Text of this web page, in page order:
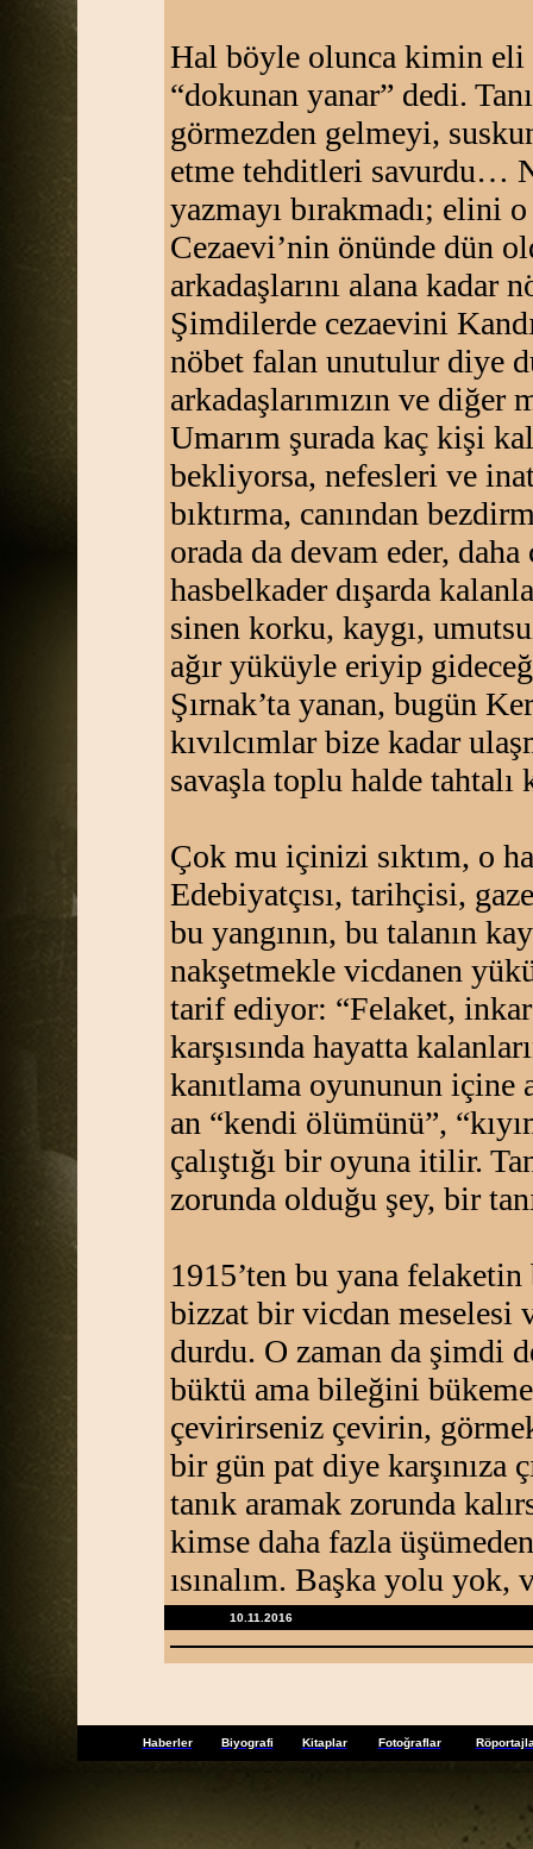
Hal böyle olunca kimin eli
“dokunan yanar” dedi.
görmezden gelmeyi,
etme tehditleri savurdu…
yazmayı bırakmadı; elini
Cezaevi’nin önünde dün
arkadaşlarını alana kadar
Şimdilerde cezaevini
nöbet falan unutulur diye
arkadaşlarımızın ve
Umarım şurada kaç kişi
bekliyorsa, nefesleri ve
bıktırma, canından
orada da devam eder,
hasbelkader dışarda
sinen korku, kaygı,
ağır yüküyle eriyip
Şırnak’ta yanan, bugün
kıvılcımlar bize kadar
savaşla toplu halde
Çok mu içinizi sıktım, o
Edebiyatçısı, tarihçisi,
bu yangının, bu talanın
nakşetmekle vicdanen
tarif ediyor: “Felaket,
karşısında hayatta
kanıtlama oyununun içine
an “kendi ölümünü”,
çalıştığı bir oyuna itilir.
zorunda olduğu şey, bir
1915’ten bu yana
bizzat bir vicdan meselesi
durdu. O zaman da şimdi
büktü ama bileğini
çevirirseniz çevirin,
bir gün pat diye karşınıza
tanık aramak zorunda
kimse daha fazla
ısınalım. Başka yolu
10.11.2016
Haberler Biyografi Kitaplar Fotoğraflar